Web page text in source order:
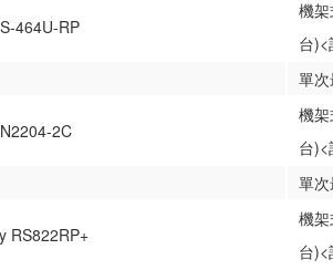
464U-RP
機
台
單
2C
機
台
單
RS822RP+
機
台